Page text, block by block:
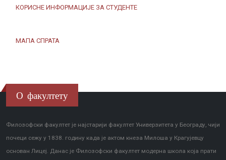
КОРИСНЕ ИНФОРМАЦИЈЕ ЗА СТУДЕНТЕ
МАПА СПРАТА
О факултету
Филозофски факултет је најстарији факултет Универзитета у Београду, чији
почеци сежу у 1838. годину када је актом кнеза Милоша у Крагујевцу
основан Лицеј. Данас је Филозофски факултет модерна школа која прати